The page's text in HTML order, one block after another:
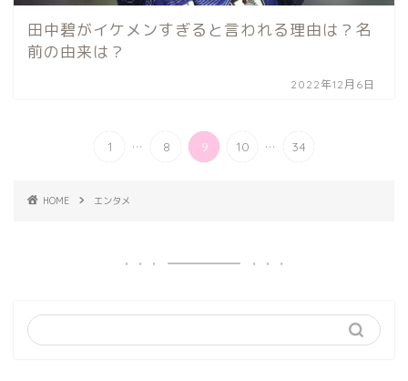
田中碧がイケメンすぎると言われる理由は？名
前の由来は？
2022年12月6日
1 ... 8 9 10 ... 34
HOME エンタメ